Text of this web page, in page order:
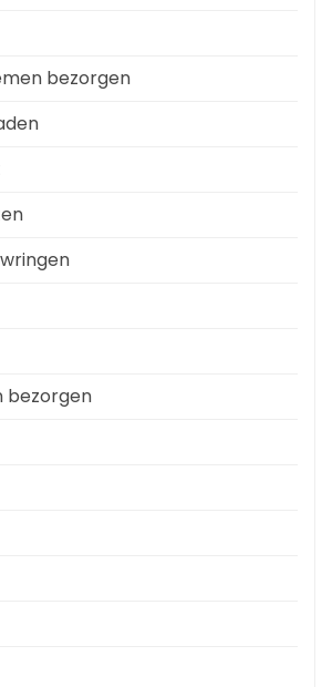
bezorgen
bezorgen